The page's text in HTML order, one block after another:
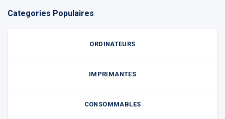
Categories Populaires
ORDINATEURS
IMPRIMANTES
CONSOMMABLES